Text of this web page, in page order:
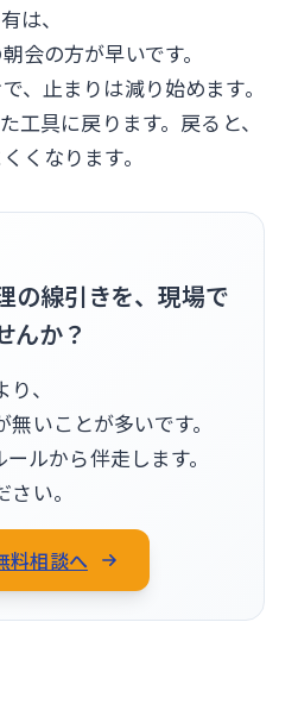
は、
会の方が早いです。
、止まりは減り始めます。
工具に戻ります。戻ると、
くなります。
の線引きを、現場で
んか？
、
いことが多いです。
ルから伴走します。
い。
料相談へ